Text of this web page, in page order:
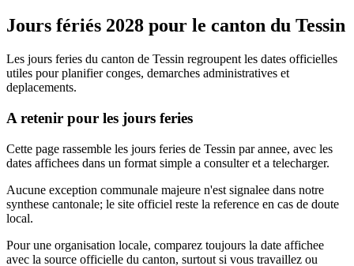
Jours fériés 2028 pour le canton du Tessin
Les jours feries du canton de Tessin regroupent les dates officielles
utiles pour planifier conges, demarches administratives et
deplacements.
A retenir pour les jours feries
Cette page rassemble les jours feries de Tessin par annee, avec les
dates affichees dans un format simple a consulter et a telecharger.
Aucune exception communale majeure n'est signalee dans notre
synthese cantonale; le site officiel reste la reference en cas de doute
local.
Pour une organisation locale, comparez toujours la date affichee
avec la source officielle du canton, surtout si vous travaillez ou